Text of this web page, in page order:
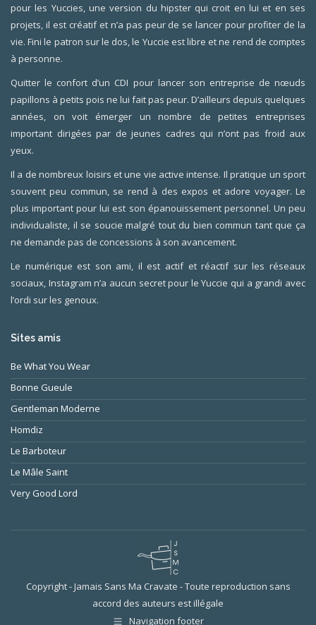
pour les Yuccies, une version du hipster qui croit en lui et en ses
projets, il est créatif et n’a pas peur de se lancer pour profiter de la
vie. Fini le patron sur le dos, le Yuccie est libre et ne rend de comptes
à personne.
Quitter le confort d’un CDI pour lancer son entreprise de nœuds
papillons à petits pois ne lui fait pas peur. D’ailleurs depuis quelques
années, on voit émerger un nombre de petites entreprises
important dirigées par de jeunes cadres qui n’ont pas froid aux
yeux.
Il a de nombreux loisirs et une vie active intense. Il pratique un sport
souvent peu commun, se rend à des expos et adore voyager. Le
plus important pour lui est son épanouissement personnel. Un peu
individualiste, il se soucie malgré tout du bien commun tant que ça
ne demande pas de concessions à son avancement.
Le numérique est son ami, il est actif et réactif sur les réseaux
sociaux, Instagram n’a aucun secret pour le Yuccie qui a grandi avec
l’ordi sur les genoux.
Sites amis
Be What You Wear
Bonne Gueule
Gentleman Moderne
Homdiz
Le Barboteur
Le Mâle Saint
Very Good Lord
Copyright - Jamais Sans Ma Cravate - Toute reproduction sans
accord des auteurs est illégale
Navigation footer